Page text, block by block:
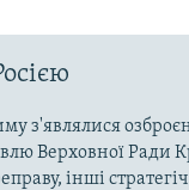
з'являлися
Верховної Ради
інші